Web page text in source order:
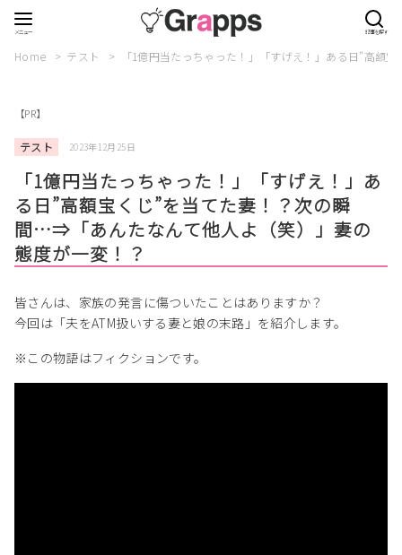
Home テスト 「1億円当たっちゃった！」「すげえ！」ある日”高
【PR】
テスト 2023年12月25日
「1億円当たっちゃった！」「すげえ！」あ
る日”高額宝くじ”を当てた妻！？次の瞬
間…⇒「あんたなんて他人よ（笑）」妻の
態度が一変！？
皆さんは、家族の発言に傷ついたことはありますか？
今回は「夫をATM扱いする妻と娘の末路」を紹介します。
※この物語はフィクションです。